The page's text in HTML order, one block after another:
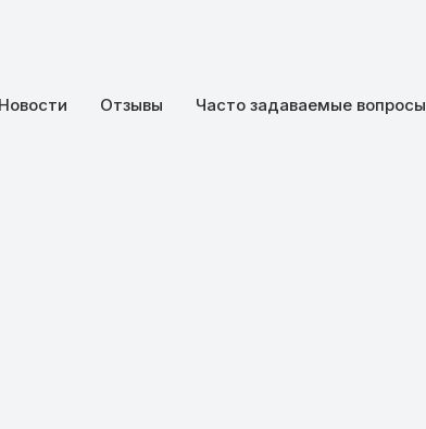
Новости Отзывы Часто задаваемые вопросы